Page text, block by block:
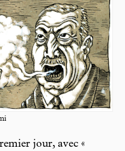
jour, avec «